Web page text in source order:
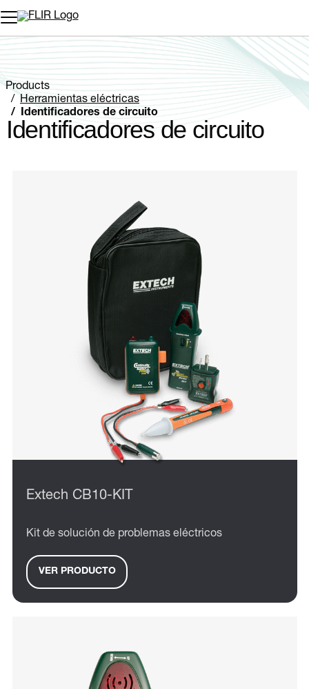
Products
Herramientas eléctricas
Identificadores de circuito
Identificadores de circuito
Extech CB10-KIT
Kit de solución de problemas eléctricos
VER PRODUCTO